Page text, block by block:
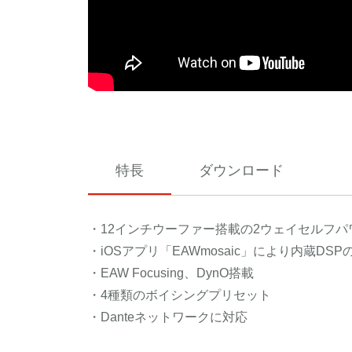
特長 ダウンロード
・12インチウーファー搭載の2ウェイセルフ
・iOSアプリ「EAWmosaic」により内蔵
・EAW Focusing、DynO搭載
・4種類のボイシングプリセット
・Danteネットワークに対応